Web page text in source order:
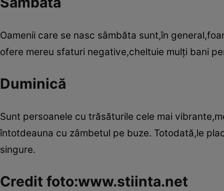
Oamenii care se nasc sâmbăta sunt,în
ofere mereu sfaturi negative,cheltuie mulţi bani
Duminică
Sunt persoanele cu trăsăturile cele mai
întotdeauna cu zâmbetul pe buze. Totodată,le
singure.
Credit foto:www.stiinta.net